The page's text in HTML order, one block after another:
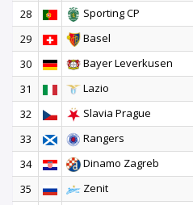
28
Sporting CP
29
Basel
30
Bayer Leverkusen
31
Lazio
32
Slavia Prague
33
Rangers
34
Dinamo Zagreb
35
Zenit